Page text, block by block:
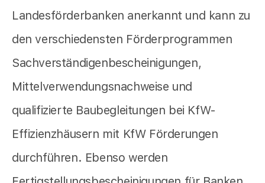
Landesförderbanken anerkannt und kann zu
den verschiedensten Förderprogrammen
Sachverständigenbescheinigungen,
Mittelverwendungsnachweise und
qualifizierte Baubegleitungen bei KfW-
Effizienzhäusern mit KfW Förderungen
durchführen. Ebenso werden